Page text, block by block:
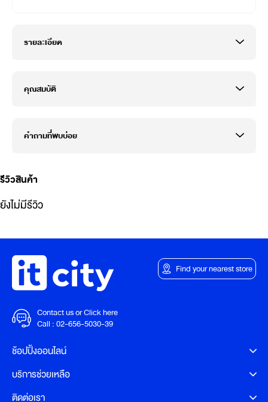
รายละเอียด
คุณสมบัติ
คำถามที่พบบ่อย
รีวิวสินค้า
ยังไม่มีรีวิว
Contact us or Click here
Call :02-656-5030-39
Find your nearest store
ช้อปปิ้งออนไลน์
บริการช่วยเหลือ
ติดต่อเรา